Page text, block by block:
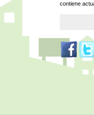
contiene